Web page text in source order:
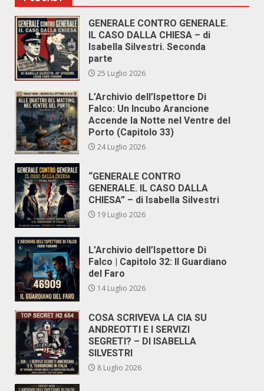
GENERALE CONTRO GENERALE.
IL CASO DALLA CHIESA – di
Isabella Silvestri. Seconda
parte
25 Luglio 2026
L’Archivio dell’Ispettore Di
Falco: Un Incubo Arancione
Accende la Notte nel Ventre del
Porto (Capitolo 33)
24 Luglio 2026
“GENERALE CONTRO
GENERALE. IL CASO DALLA
CHIESA” – di Isabella Silvestri
19 Luglio 2026
L’Archivio dell’Ispettore Di
Falco | Capitolo 32: Il Guardiano
del Faro
14 Luglio 2026
COSA SCRIVEVA LA CIA SU
ANDREOTTI E I SERVIZI
SEGRETI? – DI ISABELLA
SILVESTRI
8 Luglio 2026